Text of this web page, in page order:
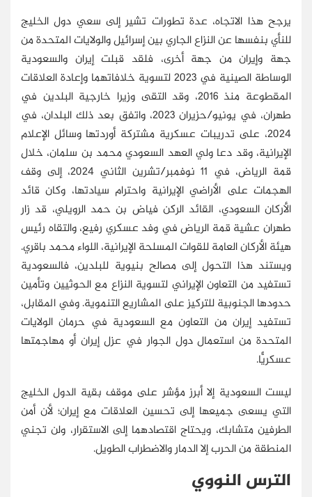
يرجح هذا الاتجاه، عدة تطورات تشير إلى سعي دول الخليج
للنأي بنفسها عن النزاع الجاري بين إسرائيل والولايات المتحدة من
جهة وإيران من جهة أخرى، فلقد قبلت إيران والسعودية
الوساطة الصينية في 2023 لتسوية خلافاتهما وإعادة العلاقات
المقطوعة منذ 2016، وقد التقى وزيرا خارجية البلدين في
طهران، في يونيو/حزيران 2023، واتفق بعد ذلك البلدان، في
2024، على تدريبات عسكرية مشتركة أوردتها وسائل الإعلام
الإيرانية، وقد دعا ولي العهد السعودي محمد بن سلمان، خلال
قمة الرياض، في 11 نوفمبر/تشرين الثاني 2024، إلى وقف
الهجمات على الأراضي الإيرانية واحترام سيادتها، وكان قائد
الأركان السعودي، القائد الركن فياض بن حمد الرويلي، قد زار
طهران عشية قمة الرياض في وفد عسكري رفيع، والتقاه رئيس
هيئة الأركان العامة للقوات المسلحة الإيرانية، اللواء محمد باقري.
ويستند هذا التحول إلى مصالح بنيوية للبلدين، فالسعودية
تستفيد من التعاون الإيراني لتسوية النزاع مع الحوثيين وتأمين
حدودها الجنوبية للتركيز على المشاريع التنموية. وفي المقابل،
تستفيد إيران من التعاون مع السعودية في حرمان الولايات
المتحدة من استعمال دول الجوار في عزل إيران أو مهاجمتها
عسكريًّا.
ليست السعودية إلا أبرز مؤشر على موقف بقية الدول الخليج
التي يسعى جميعها إلى تحسين العلاقات مع إيران؛ لأن أمن
الطرفين متشابك، ويحتاج اقتصادهما إلى الاستقرار، ولن تجني
المنطقة من الحرب إلا الدمار والاضطراب الطويل.
الترس النووي